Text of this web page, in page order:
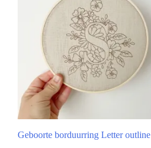
Geboorte borduurring Letter outline